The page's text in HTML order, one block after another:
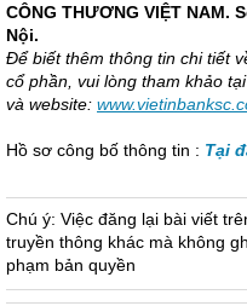
CÔNG THƯƠNG VIỆT NAM.
Nội.
Để biết thêm thông tin chi tiết
cổ phần, vui lòng tham khảo
và website:
Hồ sơ công bố thông tin : Tại
Chú ý: Việc đăng lại bài viết
truyền thông khác mà không
phạm bản quyền